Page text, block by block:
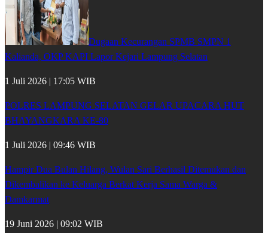
Dugaan Kecurangan SPMB SMPN 1
Kalianda, OKP KAPI Lapor Kejari Lampung Selatan
1 Juli 2026 | 17:05 WIB
POLRES LAMPUNG SELATAN GELAR UPACARA HUT
BHAYANGKARA KE-80
1 Juli 2026 | 09:46 WIB
Hampir Dua Bulan Hilang, Wulan Sari Berhasil Ditemukan dan
Dikembalikan ke Keluarga Berkat Kerja Sama Warga &
Damkarmat
19 Juni 2026 | 09:02 WIB